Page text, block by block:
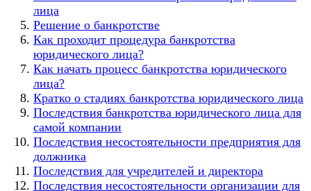
лица
Решение о банкротстве
Как проходит процедура банкротства
юридического лица?
Как начать процесс банкротства юридического
лица?
Кратко о стадиях банкротства юридического лица
Последствия банкротства юридического лица для
самой компании
Последствия несостоятельности предприятия для
должника
Последствия для учредителей и директора
Последствия несостоятельности организации для